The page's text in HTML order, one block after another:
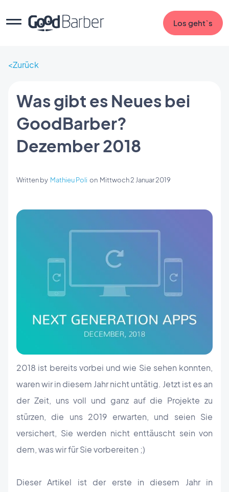
Los geht`s
Zurück
Was gibt es Neues bei
GoodBarber?
Dezember 2018
Written by Mathieu Poli on Mittwoch 2 Januar 2019
2018 ist bereits vorbei und wie Sie sehen konnten,
waren wir in diesem Jahr nicht untätig. Jetzt ist es an
der Zeit, uns voll und ganz auf die Projekte zu
stürzen, die uns 2019 erwarten, und seien Sie
versichert, Sie werden nicht enttäuscht sein von
dem, was wir für Sie vorbereiten ;)
Dieser Artikel ist der erste in diesem Jahr in